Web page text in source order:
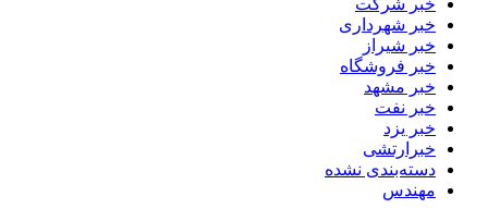
خبر شهرداری
خبر شیراز
خبر فروشگاه
خبر مشهد
خبر نفت
خبر یزد
خبرارتشی
دسته‌بندی نشده
مهندس